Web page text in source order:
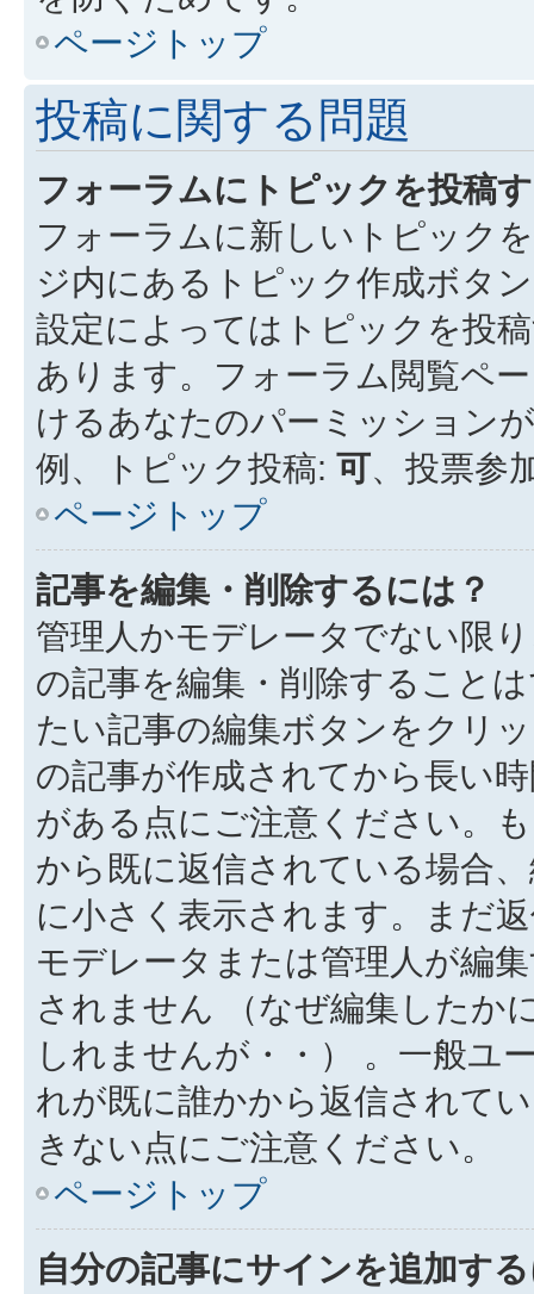
ページトップ
投稿に関する問題
フォーラムにトピックを投稿
フォーラムに新しいトピック
ジ内にあるトピック作成ボタ
設定によってはトピックを投
あります。フォーラム閲覧ペ
けるあなたのパーミッション
例、トピック投稿: 可、投票参
ページトップ
記事を編集・削除するには？
管理人かモデレータでない限
の記事を編集・削除すること
たい記事の編集ボタンをクリ
の記事が作成されてから長い
がある点にご注意ください。
から既に返信されている場合
に小さく表示されます。まだ
モデレータまたは管理人が編
されません （なぜ編集したか
しれませんが・・） 。一般ユ
れが既に誰かから返信されて
きない点にご注意ください。
ページトップ
自分の記事にサインを追加す